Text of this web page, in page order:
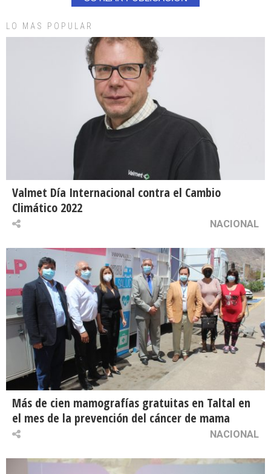
LO MAS POPULAR
Valmet Día Internacional contra el Cambio
Climático 2022
NACIONAL
Más de cien mamografías gratuitas en Taltal en
el mes de la prevención del cáncer de mama
NACIONAL